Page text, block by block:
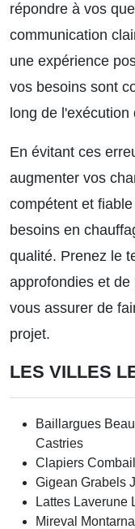
répondre à vos
communication
une expérience
vos besoins sont
long de l'exécution
En évitant ces
augmenter vos
compétent et
besoins en
qualité. Prenez le
approfondies et
vous assurer de
projet.
LES VILLES
Baillargues
Castries
Clapiers
Gigean Grabels
Lattes Laverune
Mireval